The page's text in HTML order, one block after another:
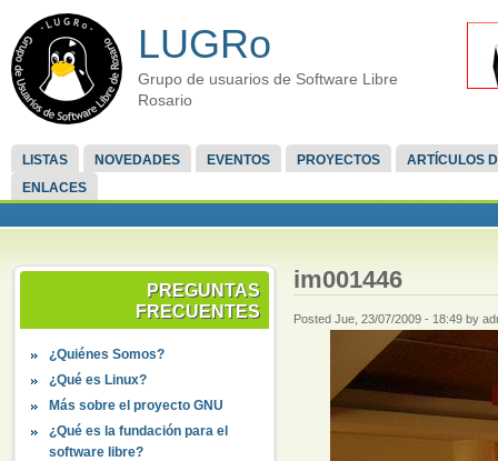
LUGRo
Grupo de usuarios de Software Libre
Rosario
LISTAS NOVEDADES EVENTOS PROYECTOS
ARTÍCULOS
ENLACES
PREGUNTAS
FRECUENTES
¿Quiénes Somos?
¿Qué es Linux?
Más sobre el proyecto GNU
¿Qué es la fundación para el
software libre?
im001446
Posted Jue, 23/07/2009 - 18:49 by